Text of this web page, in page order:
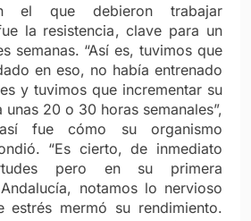
el que debieron trabajar
la resistencia, clave para un
semanas. “Así es, tuvimos que
en eso, no había entrenado
y tuvimos que incrementar su
20 o 30 horas semanales”,
fue cómo su organismo
“Es cierto, de inmediato
pero en su primera
notamos lo nervioso
estrés mermó su rendimiento.